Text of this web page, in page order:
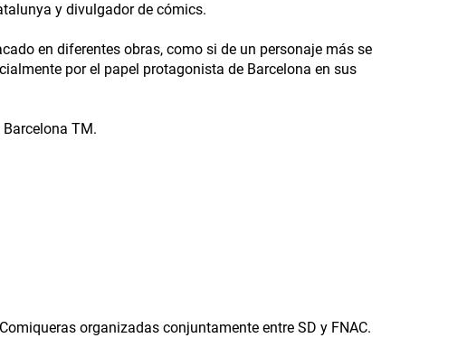
y divulgador de cómics.
en diferentes obras, como si de un personaje más se
por el papel protagonista de Barcelona en sus
TM.
organizadas conjuntamente entre SD y FNAC.